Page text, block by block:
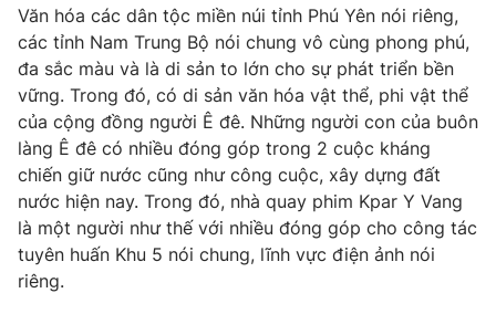
Thế giới đó đây
Câu chuyện quốc tế
Tài chính
Thị trường
Góc doanh nghiệp
Dữ liệu và đời sống
Truyền hình
Phim VTV
Hậu trường
Nhân vật
Khán giả
Giải trí
Điện ảnh
Âm nhạc
Đời sống
Du lịch
Văn hóa các dân tộc miền núi tỉnh Phú Yên nói riêng,
các tỉnh Nam Trung Bộ nói chung vô cùng phong phú,
đa sắc màu và là di sản to lớn cho sự phát triển bền
vững. Trong đó, có di sản văn hóa vật thể, phi vật thể
của cộng đồng người Ê đê. Những người con của buôn
làng Ê đê có nhiều đóng góp trong 2 cuộc kháng
chiến giữ nước cũng như công cuộc, xây dựng đất
nước hiện nay. Trong đó, nhà quay phim Kpar Y Vang
là một người như thế với nhiều đóng góp cho công tác
tuyên huấn Khu 5 nói chung, lĩnh vực điện ảnh nói
riêng.